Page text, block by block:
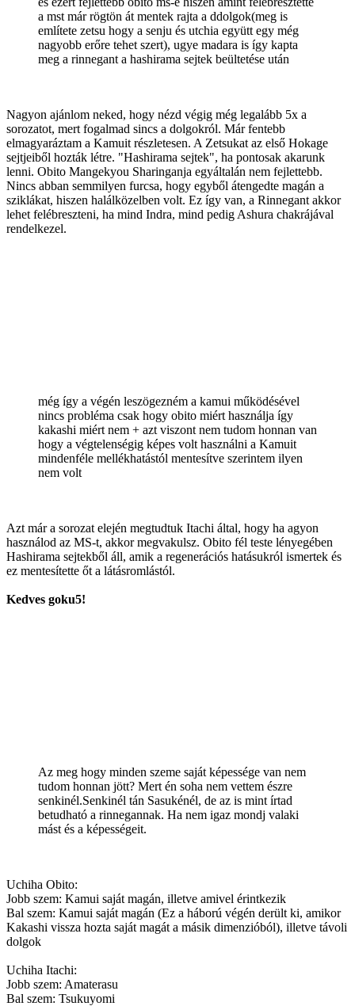
a mst már rögtön át mentek rajta a ddolgok(meg is
említete zetsu hogy a senju és utchia együtt egy még
nagyobb erőre tehet szert), ugye madara is így kapta
meg a rinnegant a hashirama sejtek beültetése után
Nagyon ajánlom neked, hogy nézd végig még legalább 5x a
sorozatot, mert fogalmad sincs a dolgokról. Már fentebb
elmagyaráztam a Kamuit részletesen. A Zetsukat az első Hokage
sejtjeiből hozták létre. "Hashirama sejtek", ha pontosak akarunk
lenni. Obito Mangekyou Sharinganja egyáltalán nem fejlettebb.
Nincs abban semmilyen furcsa, hogy egyből átengedte magán a
sziklákat, hiszen halálközelben volt. Ez így van, a Rinnegant akkor
lehet felébreszteni, ha mind Indra, mind pedig Ashura chakrájával
rendelkezel.
még így a végén leszögezném a kamui működésével
nincs probléma csak hogy obito miért használja így
kakashi miért nem + azt viszont nem tudom honnan van
hogy a végtelenségig képes volt használni a Kamuit
mindenféle mellékhatástól mentesítve szerintem ilyen
nem volt
Azt már a sorozat elején megtudtuk Itachi által, hogy ha agyon
használod az MS-t, akkor megvakulsz. Obito fél teste lényegében
Hashirama sejtekből áll, amik a regenerációs hatásukról ismertek és
ez mentesítette őt a látásromlástól.
Kedves goku5!
Az meg hogy minden szeme saját képessége van nem
tudom honnan jött? Mert én soha nem vettem észre
senkinél.Senkinél tán Sasukénél, de az is mint írtad
betudható a rinnegannak. Ha nem igaz mondj valaki
mást és a képességeit.
Uchiha Obito:
Jobb szem: Kamui saját magán, illetve amivel érintkezik
Bal szem: Kamui saját magán (Ez a háború végén derült ki, amikor
Kakashi vissza hozta saját magát a másik dimenzióból), illetve távoli
dolgok
Uchiha Itachi:
Jobb szem: Amaterasu
Bal szem: Tsukuyomi